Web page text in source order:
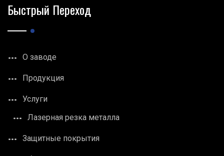
Быстрый Переход
О заводе
Продукция
Услуги
Лазерная резка металла
Защитные покрытия